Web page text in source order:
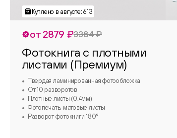
от 2879 ₽3384 ₽
Фотокнига с плотными
листами (Премиум)
Твердая ламинированная фотообложка
От 10 разворотов
Плотные листы (0,4мм)
Фотопечать, матовые листы
Разворот фотокниги 180°